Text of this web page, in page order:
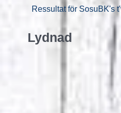
Ressultat för SosuBK's
Lydnad